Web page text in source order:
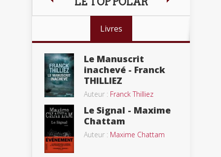
Livres
Le Manuscrit
inachevé - Franck
THILLIEZ
Auteur : Franck Thilliez
Le Signal - Maxime
Chattam
Auteur : Maxime Chattam